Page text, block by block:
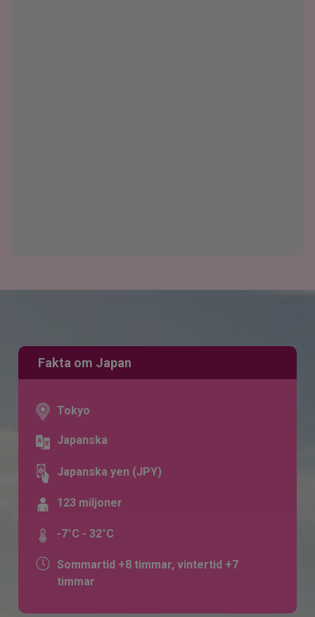
Fakta om Japan
Tokyo
Japanska
Japanska yen (JPY)
123 miljoner
-7°C - 32°C
Sommartid +8 timmar, vintertid +7
timmar